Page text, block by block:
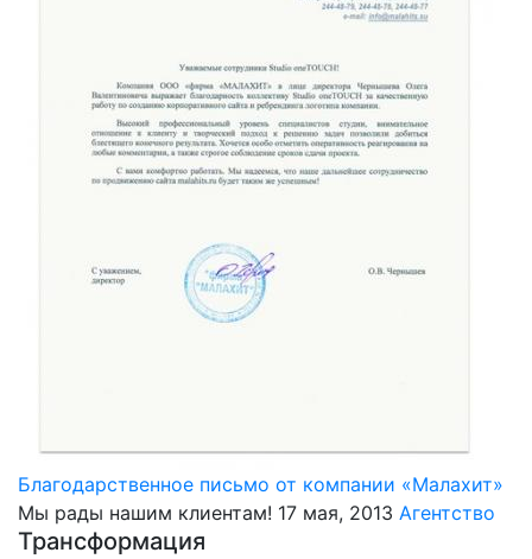
Благодарственное письмо от компании «Малахит»
Мы рады нашим клиентам! 17 мая, 2013 Агентство
Трансформация